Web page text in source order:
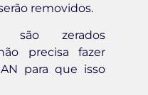
removidos.
zerados
precisa fazer
para que isso